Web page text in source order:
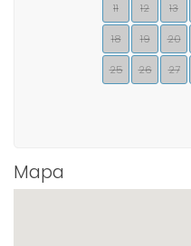
11 12 13
18 19 20
25 26 27
Mapa